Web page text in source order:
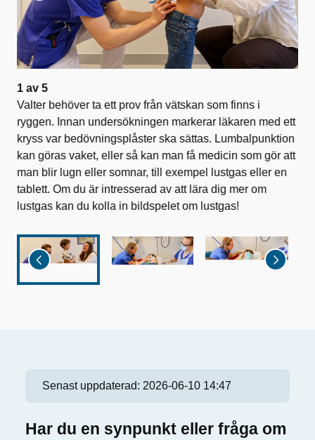
1 av 5
Valter behöver ta ett prov från vätskan som finns i
ryggen. Innan undersökningen markerar läkaren med ett
kryss var bedövningsplåster ska sättas. Lumbalpunktion
kan göras vaket, eller så kan man få medicin som gör att
man blir lugn eller somnar, till exempel lustgas eller en
tablett. Om du är intresserad av att lära dig mer om
lustgas kan du kolla in bildspelet om lustgas!
Senast uppdaterad: 2026-06-10 14:47
Har du en synpunkt eller fråga om